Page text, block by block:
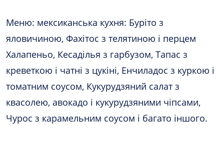
Меню: мексиканська кухня: Буріто з
яловичиною, Фахітос з телятиною і перцем
Халапеньо, Кесаділья з гарбузом, Тапас з
креветкою і чатні з цукіні, Енчиладос з куркою і
томатним соусом, Кукурудзяний салат з
квасолею, авокадо і кукурудзяними чіпсами,
Чурос з карамельним соусом і багато іншого.